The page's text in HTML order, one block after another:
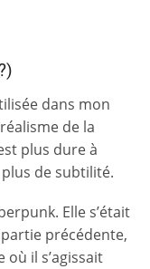
dans mon
de la
plus dure à
de subtilité.
Elle s’était
précédente,
il s’agissait